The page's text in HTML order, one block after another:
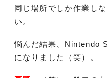
同じ場所でしか作業し
い。
悩んだ結果、Nintendo
になりました（笑）。